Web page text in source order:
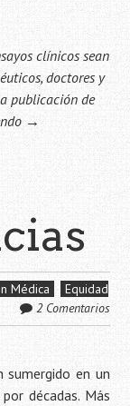
clínicos sean
doctores y
publicación de
→
Médica
Equidad
2 Comentarios
sumergido en un
décadas. Más